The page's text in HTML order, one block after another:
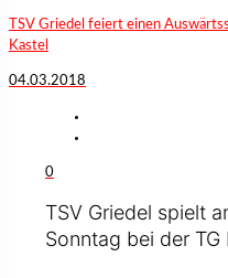
TSV Griedel feiert einen
Kastel
04.03.2018
0
TSV Griedel spielt
Sonntag bei der TG